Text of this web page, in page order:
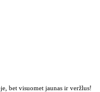
bet visuomet jaunas ir veržlus!